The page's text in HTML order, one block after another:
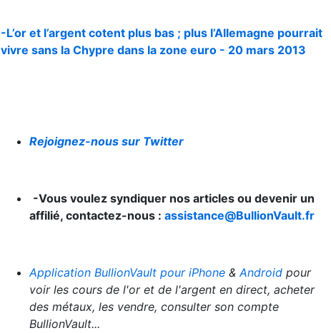
-L’or et l’argent cotent plus bas ; plus l’Allemagne pourrait
vivre sans la Chypre dans la zone euro - 20 mars 2013
Rejoignez-nous sur Twitter
-Vous voulez syndiquer nos articles ou devenir un
affilié, contactez-nous : assistance@BullionVault.fr
Application BullionVault pour iPhone &Android pour
voir les cours de l'or et de l'argent en direct, acheter
des métaux, les vendre, consulter son compte
BullionVault...